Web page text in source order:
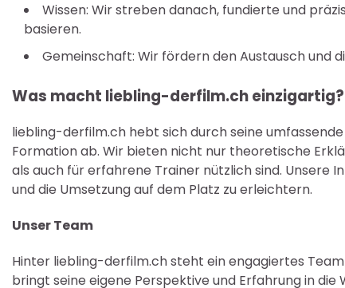
Wissen: Wir streben danach, fundierte und
basieren.
Gemeinschaft: Wir fördern den Austausch und
Was macht liebling-derfilm.ch einzigartig?
liebling-derfilm.ch hebt sich durch seine
Formation ab. Wir bieten nicht nur theoretische
als auch für erfahrene Trainer nützlich sind. Unsere
und die Umsetzung auf dem Platz zu erleichtern.
Unser Team
Hinter liebling-derfilm.ch steht ein engagiertes
bringt seine eigene Perspektive und Erfahrung in